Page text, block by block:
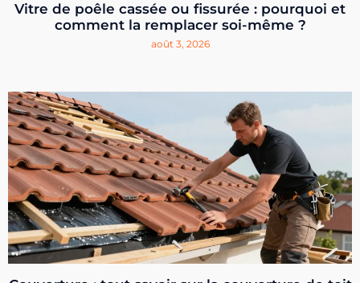
Vitre de poêle cassée ou fissurée : pourquoi et
comment la remplacer soi-même ?
août 3, 2026